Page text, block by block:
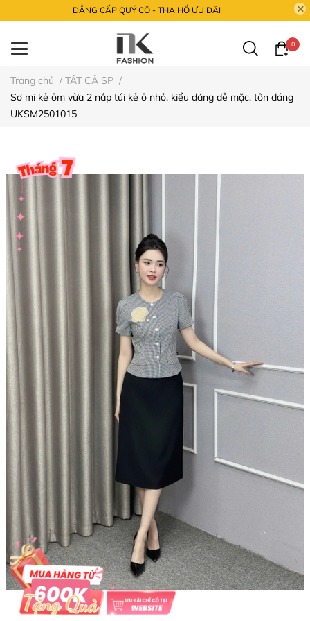
ĐẲNG CẤP QUÝ CÔ - THA HỒ ƯU ĐÃI
0
Trang chủ / TẤT CẢ SP /
Sơ mi kẻ ôm vừa 2 nắp túi kẻ ô nhỏ, kiểu dáng dễ mặc, tôn dáng
UKSM2501015